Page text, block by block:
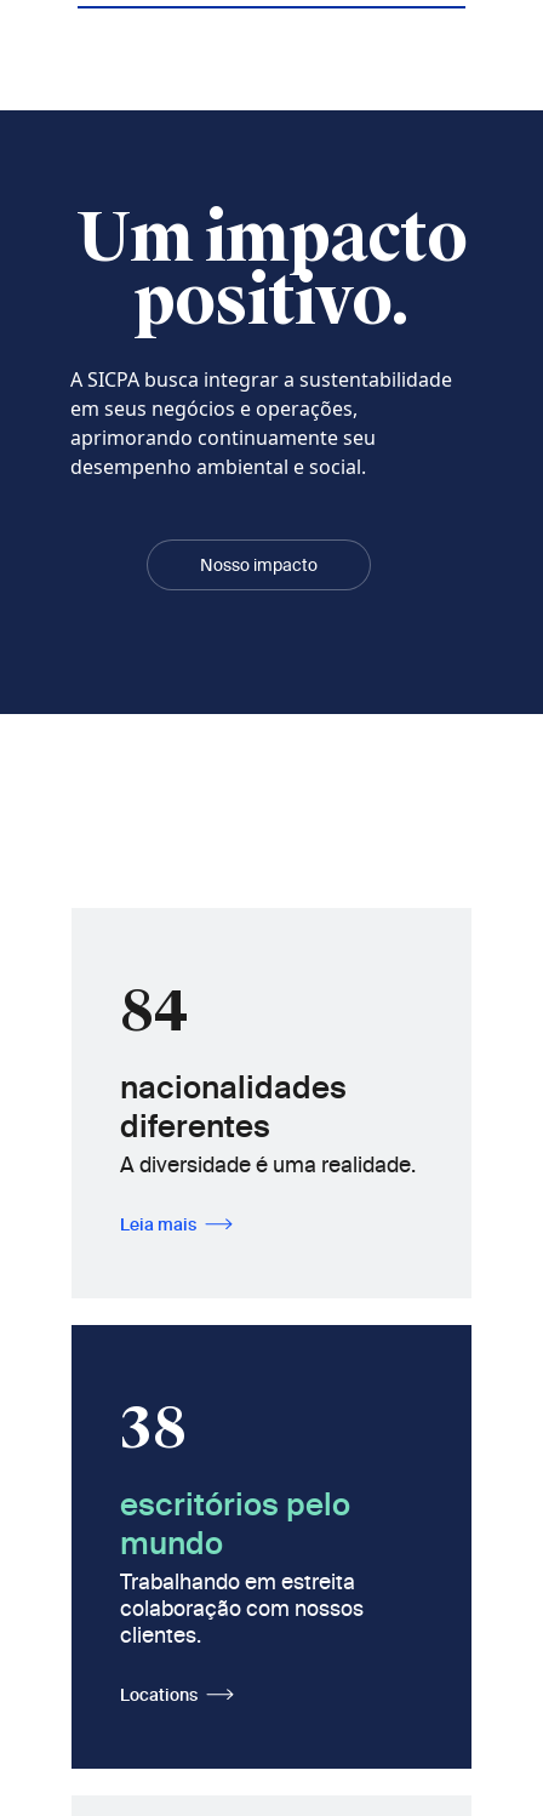
Um impacto
positivo.
A SICPA busca integrar a sustentabilidade
em seus negócios e operações,
aprimorando continuamente seu
desempenho ambiental e social.
Nosso impacto
84
nacionalidades
diferentes
A diversidade é uma realidade.
Leia mais
38
escritórios pelo
mundo
Trabalhando em estreita
colaboração com nossos
clientes.
Locations